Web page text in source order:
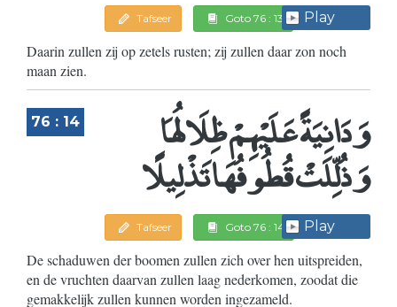
Tafseer Goto 76 : 13 Play
Daarin zullen zij op zetels rusten; zij zullen daar zon noch
maan zien.
76 : 14 وَدَانِيَةً عَلَيْهِمْ ظِلَالُهَا
وَذُلِّلَتْ قُطُوفُهَا تَذْلِيلًا
Tafseer Goto 76 : 14 Play
De schaduwen der boomen zullen zich over hen uitspreiden,
en de vruchten daarvan zullen laag nederkomen, zoodat die
gemakkelijk zullen kunnen worden ingezameld.